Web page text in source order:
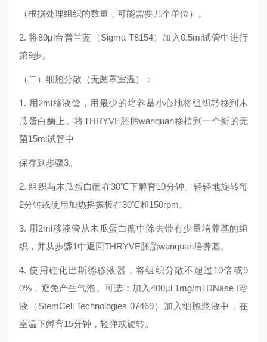
（根据处理组织的数量，可能需要几个单位）。
2.将80µl台普兰蓝（Sigma T8154）加入0.5ml试管中进行
第9步。
（二） 细胞分散（无菌罩室温）：
1. 用2ml移液管，用最少的培养基小心地将组织转移到木
瓜蛋白酶上。将THRYVE胚胎wanquan移植到一个新的无
菌15ml试管中
保存到步骤3。
2.组织与木瓜蛋白酶在30℃下孵育10分钟。轻轻地旋转每
2分钟或使用加热摇振板在30℃和150rpm。
3. 用2ml移液管从木瓜蛋白酶中除去带有少量培养基的组
织，并从步骤1中返回THRYVE胚胎wanquan培养基。
4.使用硅化巴斯德移液器，将组织分散不超过10倍或9
0% ，避免产生气泡。可选：加入 400µl 1mg/ml DNase I溶
液（ StemCell Technologies 07469）加入细胞浆液中，在
室温下孵育15分钟，轻弹或旋转。